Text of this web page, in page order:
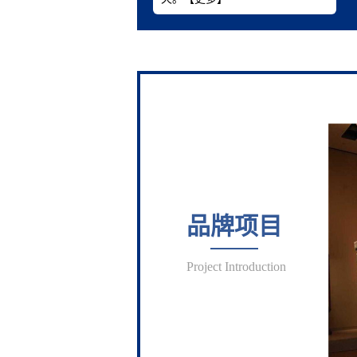
品牌项目
Project Introduction